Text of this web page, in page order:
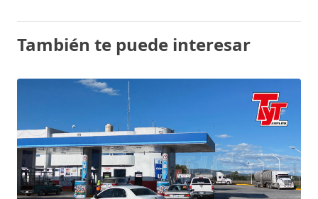
También te puede interesar